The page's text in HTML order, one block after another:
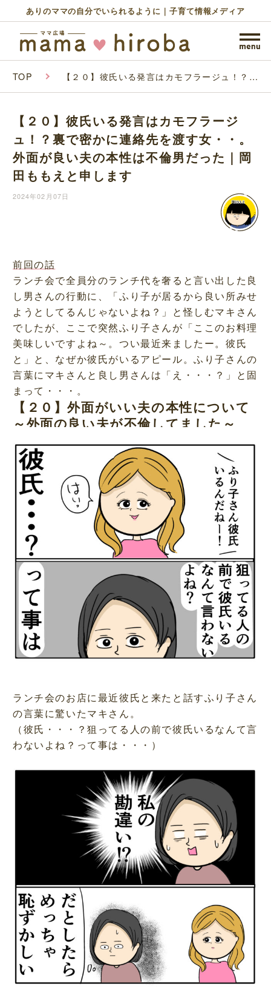
ありのママの自分でいられるように｜子育て情報メディア
TOP 【２０】彼氏いる発言はカモフラージュ！？裏
本性は不倫男だった｜岡田ももえと申します
【２０】彼氏いる発言はカモフラージ
ュ！？裏で密かに連絡先を渡す女・・。
外面が良い夫の本性は不倫男だった｜岡
田ももえと申します
2024年02月07日
前回の話
ランチ会で全員分のランチ代を奢ると言い出した良
し男さんの行動に、「ふり子が居るから良い所みせ
ようとしてるんじゃないよね？」と怪しむマキさん
でしたが、ここで突然ふり子さんが「ここのお料理
美味しいですよね～。つい最近来ましたー。彼氏
と」と、なぜか彼氏がいるアピール。ふり子さんの
言葉にマキさんと良し男さんは「え・・・？」と固
まって・・・。
【２０】外面がいい夫の本性について
～外面の良い夫が不倫してました～
ランチ会のお店に最近彼氏と来たと話すふり子さん
の言葉に驚いたマキさん。
（彼氏・・・？狙ってる人の前で彼氏いるなんて言
わないよね？って事は・・・）